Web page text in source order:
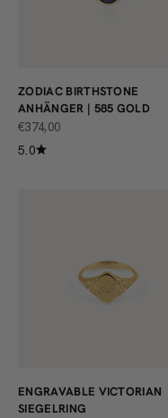
ZODIAC BIRTHSTONE
ANHÄNGER | 585 GOLD
ANGEBOT
€374,00
5.0
ENGRAVABLE VICTORIAN
SIEGELRING